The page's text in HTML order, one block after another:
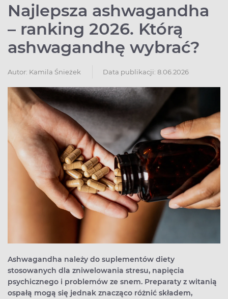
Najlepsza ashwagandha
– ranking 2026. Którą
ashwagandhę wybrać?
Autor: Kamila Śnieżek Data publikacji: 8.06.2026
Ashwagandha należy do suplementów diety
stosowanych dla zniwelowania stresu, napięcia
psychicznego i problemów ze snem. Preparaty z witanią
ospałą mogą się jednak znacząco różnić składem,